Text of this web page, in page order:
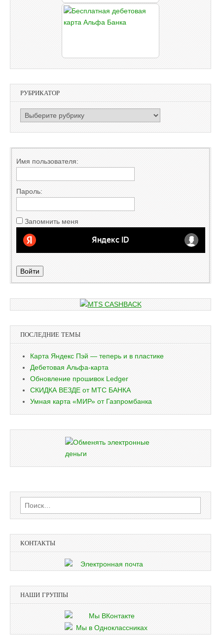
РУБРИКАТОР
РУБРИКАТОР
Имя пользователя:
Пароль:
Запомнить меня
Войти
ПОСЛЕДНИЕ ТЕМЫ
Карта Яндекс Пэй — теперь и в пластике
Дебетовая Альфа-карта
Обновление прошивок Ledger
СКИДКА ВЕЗДЕ от МТС БАНКА
Умная карта «МИР» от Газпромбанка
Найти:
КОНТАКТЫ
НАШИ ГРУППЫ